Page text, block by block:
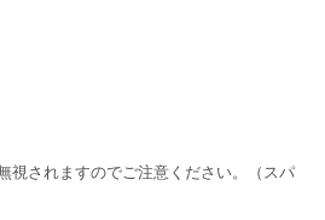
視されますのでご注意ください。（スパ